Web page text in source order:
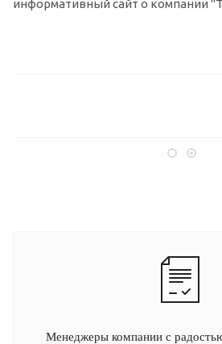
информативный сайт о компании
Менеджеры компании с